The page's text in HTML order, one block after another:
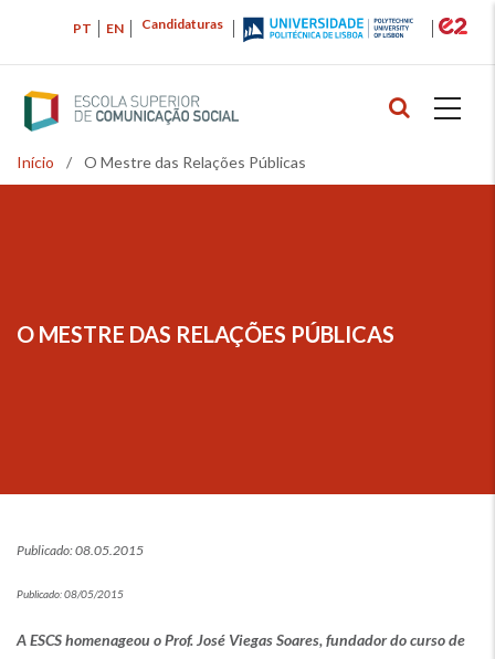
principal
Candidaturas
PT EN
Navegação
Início / O Mestre das Relações Públicas
O MESTRE DAS RELAÇÕES PÚBLICAS
NAVEGAÇÃO
Publicado: 08.05.2015
Publicado: 08/05/2015
A ESCS homenageou o Prof. José Viegas Soares, fundador do curso de